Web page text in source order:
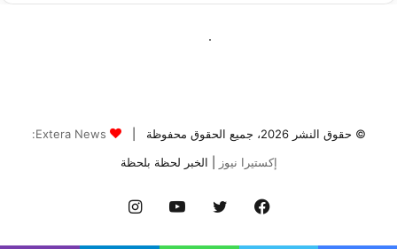
© حقوق النشر 2026، جميع الحقوق محفوظة |
Extera News:
إكستيرا نيوز
| الخبر لحظة بلحظة
فيسبوك تويتر يوتيوب